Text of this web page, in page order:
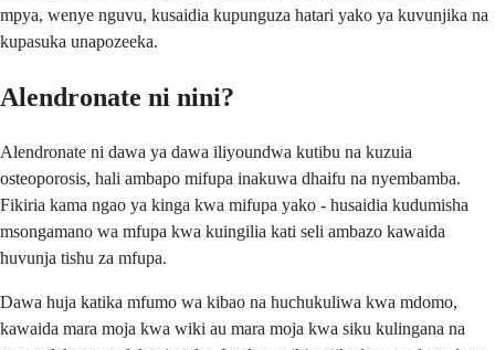
mpya, wenye nguvu, kusaidia kupunguza hatari yako ya kuvunjika na
kupasuka unapozeeka.
Alendronate ni nini?
Alendronate ni dawa ya dawa iliyoundwa kutibu na kuzuia
osteoporosis, hali ambapo mifupa inakuwa dhaifu na nyembamba.
Fikiria kama ngao ya kinga kwa mifupa yako - husaidia kudumisha
msongamano wa mfupa kwa kuingilia kati seli ambazo kawaida
huvunja tishu za mfupa.
Dawa huja katika mfumo wa kibao na huchukuliwa kwa mdomo,
kawaida mara moja kwa wiki au mara moja kwa siku kulingana na